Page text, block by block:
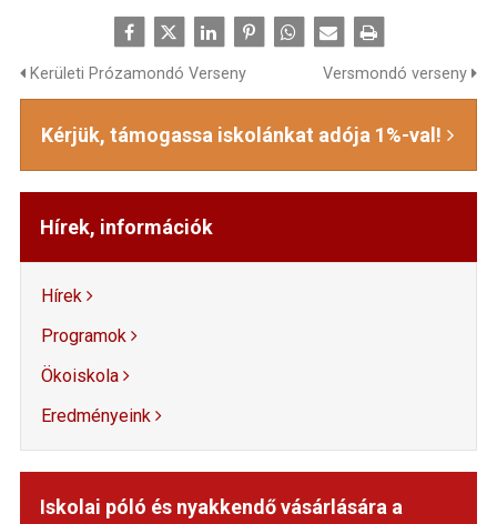
Kerületi Prózamondó Verseny Versmondó verseny
Kérjük, támogassa iskolánkat adója 1%-val!
Hírek, információk
Hírek
Programok
Ökoiskola
Eredményeink
Iskolai póló és nyakkendő vásárlására a